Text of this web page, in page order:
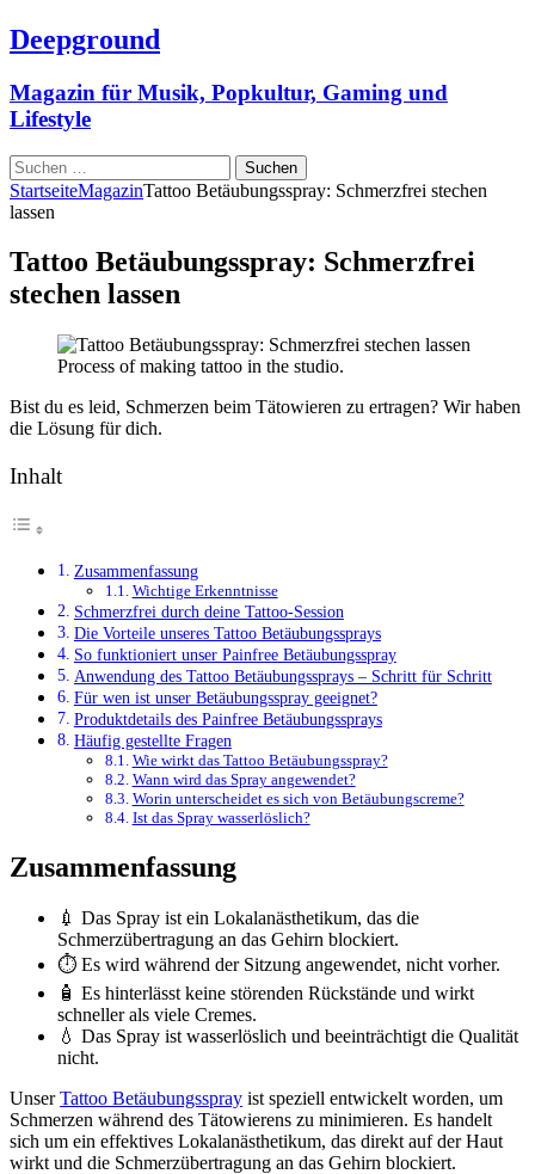
Deepground
Magazin für Musik, Popkultur, Gaming und
Lifestyle
Suchen
nach:
StartseiteMagazinTattoo Betäubungsspray: Schmerzfrei stechen
lassen
Tattoo Betäubungsspray: Schmerzfrei
stechen lassen
Process of making tattoo in the studio.
Bist du es leid, Schmerzen beim Tätowieren zu ertragen? Wir haben
die Lösung für dich.
Inhalt
Zusammenfassung
Wichtige Erkenntnisse
Schmerzfrei durch deine Tattoo-Session
Die Vorteile unseres Tattoo Betäubungssprays
So funktioniert unser Painfree Betäubungsspray
Anwendung des Tattoo Betäubungssprays – Schritt für Schritt
Für wen ist unser Betäubungsspray geeignet?
Produktdetails des Painfree Betäubungssprays
Häufig gestellte Fragen
Wie wirkt das Tattoo Betäubungsspray?
Wann wird das Spray angewendet?
Worin unterscheidet es sich von Betäubungscreme?
Ist das Spray wasserlöslich?
Zusammenfassung
💉 Das Spray ist ein Lokalanästhetikum, das die
Schmerzübertragung an das Gehirn blockiert.
⏱️ Es wird während der Sitzung angewendet, nicht vorher.
🧴 Es hinterlässt keine störenden Rückstände und wirkt
schneller als viele Cremes.
💧 Das Spray ist wasserlöslich und beeinträchtigt die Qualität
nicht.
UnserTattoo Betäubungsspray ist speziell entwickelt worden, um
Schmerzen während des Tätowierens zu minimieren. Es handelt
sich um ein effektives Lokalanästhetikum, das direkt auf der Haut
wirkt und die Schmerzübertragung an das Gehirn blockiert.